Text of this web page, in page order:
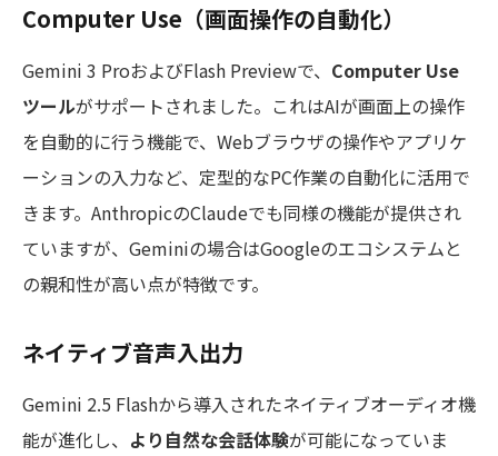
Computer Use（画面操作の自動化）
Gemini 3 ProおよびFlash Previewで、 Computer Use
ツールがサポートされました。これはAIが画面上の操作
を自動的に行う機能で、Webブラウザの操作やアプリケ
ーションの入力など、定型的なPC作業の自動化に活用で
きます。AnthropicのClaudeでも同様の機能が提供され
ていますが、Geminiの場合はGoogleのエコシステムと
の親和性が高い点が特徴です。
ネイティブ音声入出力
Gemini 2.5 Flashから導入されたネイティブオーディオ機
能が進化し、 より自然な会話体験が可能になっていま